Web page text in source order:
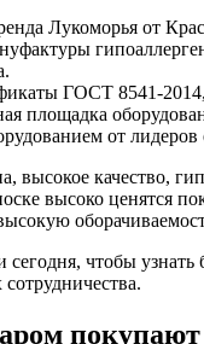
Лукоморья от
ГОСТ 8541-
площадка
от лидеров
высокое качество,
высоко ценятся
сегодня, чтобы
покупают